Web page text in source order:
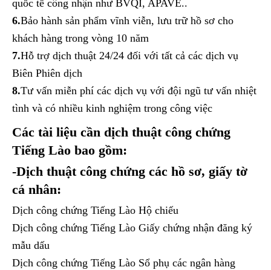
quốc tế công nhận như BVQI, APAVE..
6.Bảo hành sản phẩm vĩnh viễn, lưu trữ hồ sơ cho
khách hàng trong vòng 10 năm
7.Hỗ trợ dịch thuật 24/24 đối với tất cả các dịch vụ
Biên Phiên dịch
8.Tư vấn miễn phí các dịch vụ với đội ngũ tư vấn nhiệt
tình và có nhiều kinh nghiệm trong công việc
Các tài liệu cần dịch thuật công chứng
Tiếng Lào bao gồm:
-Dịch thuật công chứng các hồ sơ, giấy tờ
cá nhân:
Dịch công chứng Tiếng Lào Hộ chiếu
Dịch công chứng Tiếng Lào Giấy chứng nhận đăng ký
mẫu dấu
Dịch công chứng Tiếng Lào Sổ phụ các ngân hàng